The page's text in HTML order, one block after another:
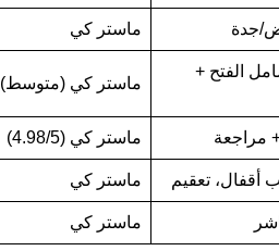
ماستر كي
(شامل الفتح +
ماستر كي (متوسط)
ماستر كي (4.98/5)
أقفال، تعقيم ماستر كي
ماستر كي